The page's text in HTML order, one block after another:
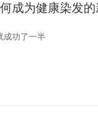
成为健康染发的
成功了一半